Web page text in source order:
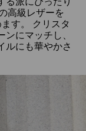
高級レザーを
す。 クリスタ
にマッチし、
ルにも華やかさ